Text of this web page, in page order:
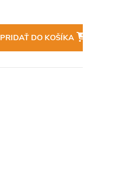
PRIDAŤ DO KOŠÍKA